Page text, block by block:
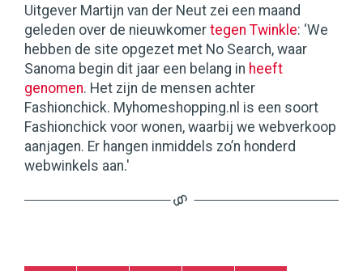
Uitgever Martijn van der Neut zei een maand
geleden over de nieuwkomer tegen Twinkle: ‘We
hebben de site opgezet met No Search, waar
Sanoma begin dit jaar een belang in heeft
genomen. Het zijn de mensen achter
Fashionchick. Myhomeshopping.nl is een soort
Fashionchick voor wonen, waarbij we webverkoop
aanjagen. Er hangen inmiddels zo’n honderd
webwinkels aan.'